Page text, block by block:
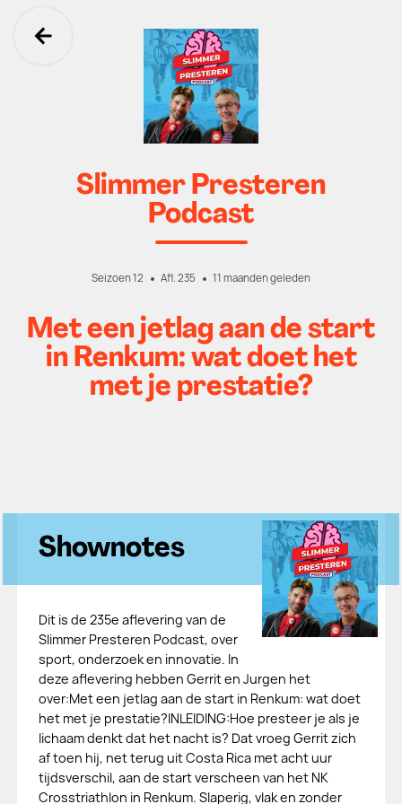
Ga terug
Slimmer Presteren
Podcast
Seizoen 12 Afl. 235 11 maanden geleden
Met een jetlag aan de start
in Renkum: wat doet het
met je prestatie?
Shownotes
Dit is de 235e aflevering van de
Slimmer Presteren Podcast, over
sport, onderzoek en innovatie. In
deze aflevering hebben Gerrit en Jurgen het
over:Met een jetlag aan de start in Renkum: wat doet
het met je prestatie?INLEIDING:Hoe presteer je als je
lichaam denkt dat het nacht is? Dat vroeg Gerrit zich
af toen hij, net terug uit Costa Rica met acht uur
tijdsverschil, aan de start verscheen van het NK
Crosstriathlon in Renkum. Slaperig, vlak en zonder